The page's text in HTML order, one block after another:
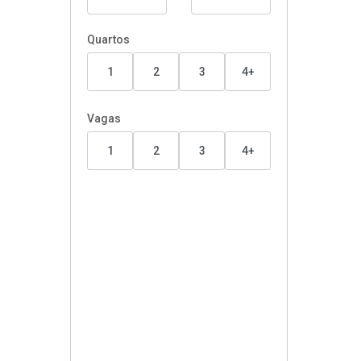
Quartos
1 2 3 4+
Vagas
1 2 3 4+